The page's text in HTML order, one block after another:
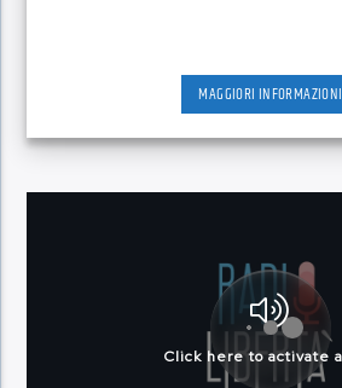
MAGGIORI INFORMAZIONI